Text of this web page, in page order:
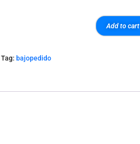
Add to cart
Tag: bajopedido